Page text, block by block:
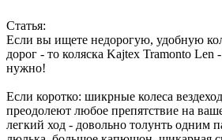
Статья:
Если вы ищете недорогую, удобную
дорог - то коляска Kajtex Tramonto Len
нужно!
Если коротко: шикрные колеса
преодолеют любое препятствие на
легкий ход - довольно толунть одним